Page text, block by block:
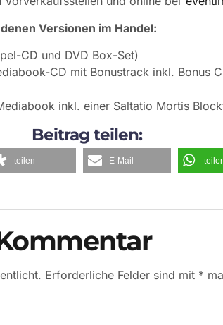
Versionen im Handel:
CD und DVD Box-Set)
CD mit Bonustrack inkl. Bonus
inkl. einer Saltatio Mortis
Beitrag teilen:
teilen E-Mail
Erforderliche Felder sind mit *